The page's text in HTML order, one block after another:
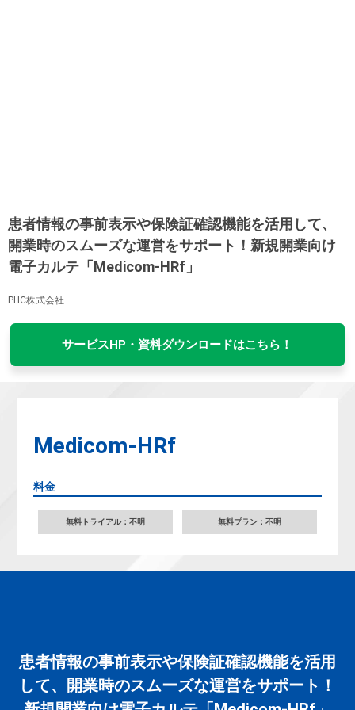
患者情報の事前表示や保険証確認機能を活用して、
開業時のスムーズな運営をサポート！新規開業向け
電子カルテ「Medicom-HRf」
PHC株式会社
サービスHP・資料ダウンロードはこちら！
Medicom-HRf
料金
無料トライアル：不明 無料プラン：不明
患者情報の事前表示や保険証確認機能を活用
して、開業時のスムーズな運営をサポート！